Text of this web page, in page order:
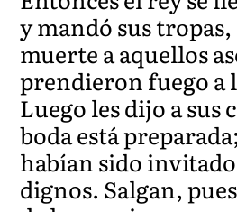
y mandó sus
muerte a aquellos
prendieron fuego a
Luego les dijo a sus
boda está
habían sido
dignos. Salgan,